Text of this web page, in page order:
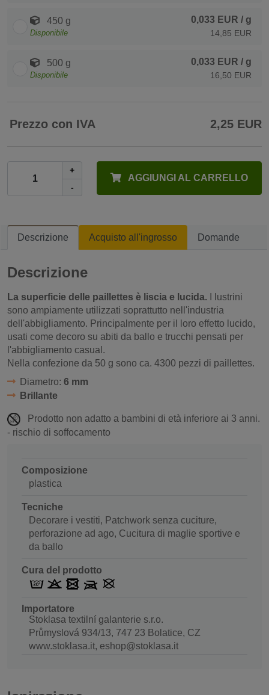
450 g
Disponibile
0,033 EUR / g
14,85 EUR
500 g
Disponibile
0,033 EUR / g
16,50 EUR
Prezzo con IVA 2,25 EUR
+
-
AGGIUNGI AL CARRELLO
Descrizione Acquisto all'ingrosso Domande
Descrizione
La superficie delle paillettes è liscia e lucida. I lustrini
sono ampiamente utilizzati soprattutto nell'industria
dell'abbigliamento. Principalmente per il loro effetto lucido,
usati come decoro su abiti da ballo e trucchi pensati per
l'abbigliamento casual.
Nella confezione da 50 g sono ca. 4300 pezzi di paillettes.
Diametro: 6 mm
Brillante
Prodotto non adatto a bambini di età inferiore ai 3 anni.
- rischio di soffocamento
Composizione
plastica
Tecniche
Decorare i vestiti, Patchwork senza cuciture,
perforazione ad ago, Cucitura di maglie sportive e
da ballo
Cura del prodotto
Importatore
Stoklasa textilní galanterie s.r.o.
Průmyslová 934/13, 747 23 Bolatice, CZ
www.stoklasa.it, eshop@stoklasa.it